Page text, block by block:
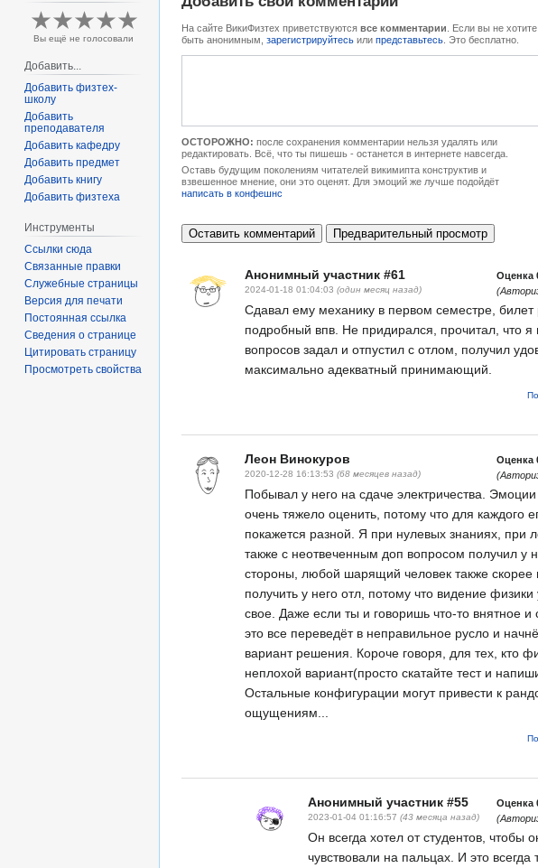
На сайте ВикиФизтех приветствуются все комментарии . Если вы не хотите
быть анонимным, зарегистрируйтесь или представьтесь . Это бесплатно.
ОСТОРОЖНО: после сохранения комментарии нельзя удалять или
редактировать. Всё, что ты пишешь - останется в интернете навсегда.
Оставь будущим поколениям читателей викимипта конструктив и
взвешенное мнение, они это оценят. Для эмоций же лучше подойдёт
написать в конфешнс
Анонимный участник #61
2024-01-18 01:04:03 (один месяц назад)
Оценка
Сдавал ему механику в первом семестре, билет
подробный впв. Не придирался, прочитал, что я
вопросов задал и отпустил с отлом, получил
максимально адекватный принимающий.
Леон Винокуров
2020-12-28 16:13:53 (68 месяцев назад)
Оценка
Побывал у него на сдаче электричества.
очень тяжело оценить, потому что для каждого
покажется разной. Я при нулевых знаниях, при
также с неотвеченным доп вопросом получил у
стороны, любой шарящий человек также скорее
получить у него отл, потому что видение физики
свое. Даже если ты и говоришь что-то внятное и
это все переведёт в неправильное русло и
вариант решения. Короче говоря, для тех, кто
неплохой вариант(просто скатайте тест и
Остальные конфигурации могут привести к
ощущениям...
Анонимный участник #55
2023-01-04 01:16:57 (43 месяца назад)
Оценка
Он всегда хотел от студентов, чтобы
чувствовали на пальцах. И это всегда
Вы ещё не голосовали
Добавить...
Добавить физтех-
школу
Добавить
преподавателя
Добавить кафедру
Добавить предмет
Добавить книгу
Добавить физтеха
Инструменты
Ссылки сюда
Связанные правки
Служебные страницы
Версия для печати
Постоянная ссылка
Сведения о странице
Цитировать страницу
Просмотреть свойства